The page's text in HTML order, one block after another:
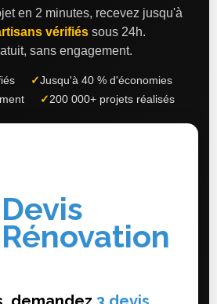
en 2 minutes, recevez jusqu'à
vérifiéssous 24h.
sans engagement.
✓Jusqu'à 40 % d'économies
✓ 200 000+ projets réalisés